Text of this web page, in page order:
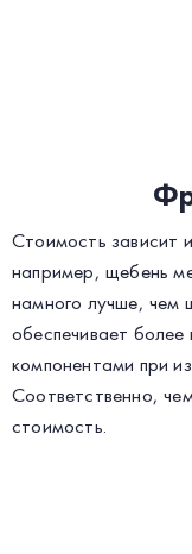
Стоимость зависит
например, щебень
намного лучше, чем
обеспечивает более
компонентами при
Соответственно,
стоимость.